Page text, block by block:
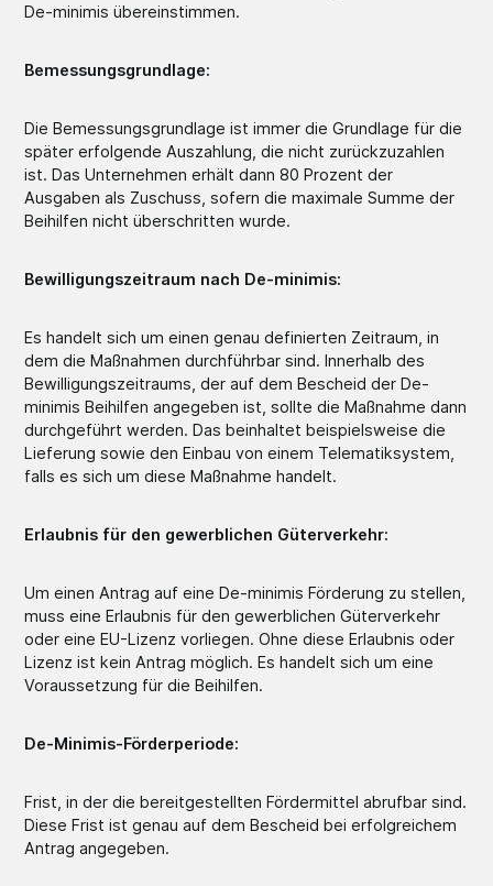
De-minimis übereinstimmen.
Bemessungsgrundlage:
Die Bemessungsgrundlage ist immer die Grundlage für die
später erfolgende Auszahlung, die nicht zurückzuzahlen
ist. Das Unternehmen erhält dann 80 Prozent der
Ausgaben als Zuschuss, sofern die maximale Summe der
Beihilfen nicht überschritten wurde.
Bewilligungszeitraum nach De-minimis:
Es handelt sich um einen genau definierten Zeitraum, in
dem die Maßnahmen durchführbar sind. Innerhalb des
Bewilligungszeitraums, der auf dem Bescheid der De-
minimis Beihilfen angegeben ist, sollte die Maßnahme dann
durchgeführt werden. Das beinhaltet beispielsweise die
Lieferung sowie den Einbau von einem Telematiksystem,
falls es sich um diese Maßnahme handelt.
Erlaubnis für den gewerblichen Güterverkehr:
Um einen Antrag auf eine De-minimis Förderung zu stellen,
muss eine Erlaubnis für den gewerblichen Güterverkehr
oder eine EU-Lizenz vorliegen. Ohne diese Erlaubnis oder
Lizenz ist kein Antrag möglich. Es handelt sich um eine
Voraussetzung für die Beihilfen.
De-Minimis-Förderperiode:
Frist, in der die bereitgestellten Fördermittel abrufbar sind.
Diese Frist ist genau auf dem Bescheid bei erfolgreichem
Antrag angegeben.